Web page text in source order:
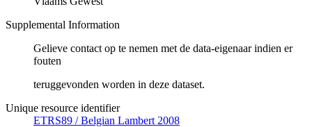
Supplemental Information
Gelieve contact op te nemen met de data-eigenaar indien er
fouten
teruggevonden worden in deze dataset.
Unique resource identifier
ETRS89 / Belgian Lambert 2008